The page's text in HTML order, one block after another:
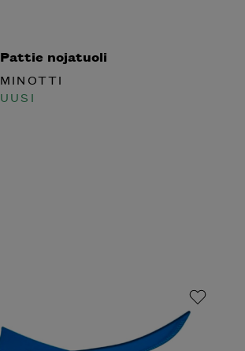
Pattie nojatuoli
MINOTTI
UUSI